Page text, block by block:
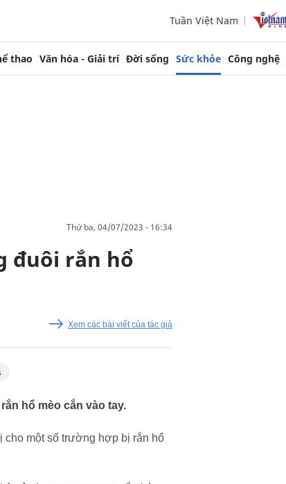
Tuần Việt Nam
thao Văn hóa - Giải trí Đời sống Sức khỏe Công nghệ
thứ ba, 04/07/2023 - 16:34
đuôi rắn hổ
Xem các bài viết của tác giả
hổ mèo cắn vào tay.
cho một số trường hợp bị rắn hổ